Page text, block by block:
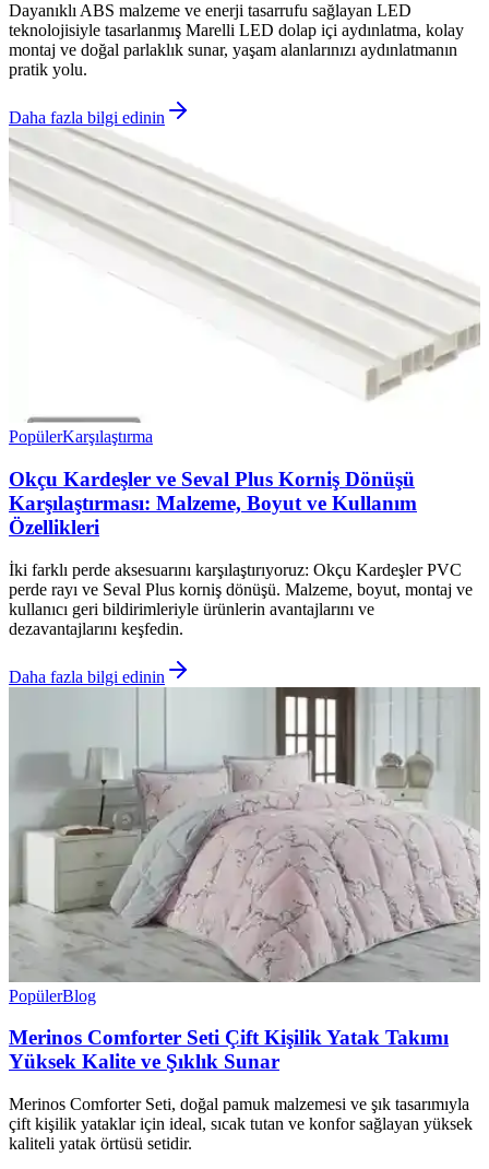
Dayanıklı ABS malzeme ve enerji tasarrufu sağlayan LED
teknolojisiyle tasarlanmış Marelli LED dolap içi aydınlatma, kolay
montaj ve doğal parlaklık sunar, yaşam alanlarınızı aydınlatmanın
pratik yolu.
Daha fazla bilgi edinin
PopülerKarşılaştırma
Okçu Kardeşler ve Seval Plus Korniş Dönüşü
Karşılaştırması: Malzeme, Boyut ve Kullanım
Özellikleri
İki farklı perde aksesuarını karşılaştırıyoruz: Okçu Kardeşler PVC
perde rayı ve Seval Plus korniş dönüşü. Malzeme, boyut, montaj ve
kullanıcı geri bildirimleriyle ürünlerin avantajlarını ve
dezavantajlarını keşfedin.
Daha fazla bilgi edinin
PopülerBlog
Merinos Comforter Seti Çift Kişilik Yatak Takımı
Yüksek Kalite ve Şıklık Sunar
Merinos Comforter Seti, doğal pamuk malzemesi ve şık tasarımıyla
çift kişilik yataklar için ideal, sıcak tutan ve konfor sağlayan yüksek
kaliteli yatak örtüsü setidir.